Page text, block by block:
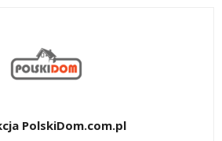
PolskiDom.com.pl